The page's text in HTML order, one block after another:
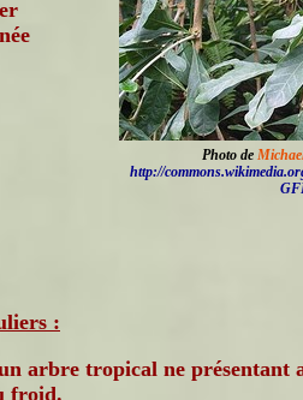
Photo de
http://
:
arbre tropical ne présentant
froid.